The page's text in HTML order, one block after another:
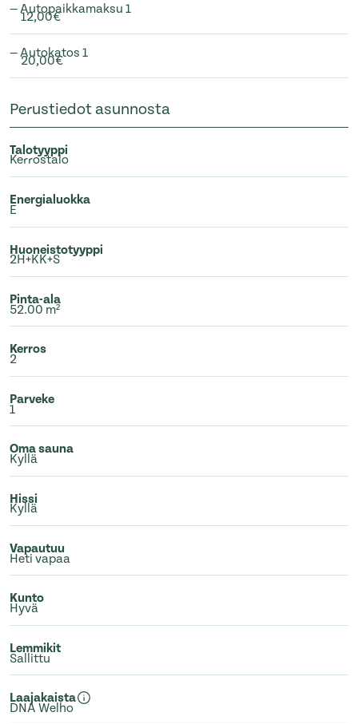
— Autopaikkamaksu 1
12,00€
— Autokatos 1
20,00€
Perustiedot asunnosta
Talotyyppi
Kerrostalo
Energialuokka
E
Huoneistotyyppi
2H+KK+S
Pinta-ala
52.00 m²
Kerros
2
Parveke
1
Oma sauna
Kyllä
Hissi
Kyllä
Vapautuu
Heti vapaa
Kunto
Hyvä
Lemmikit
Sallittu
Laajakaista
DNA Welho